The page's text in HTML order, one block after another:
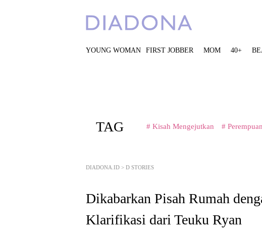
YOUNG WOMAN FIRST JOBBER MOM 40+
TAG # Kisah Mengejutkan #
DIADONA.ID > D STORIES
Dikabarkan Pisah Rumah
Klarifikasi dari Teuku Ryan